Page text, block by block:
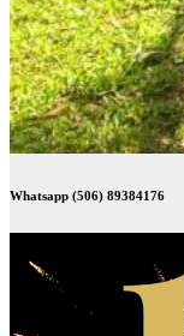
Whatsapp (506) 89384176